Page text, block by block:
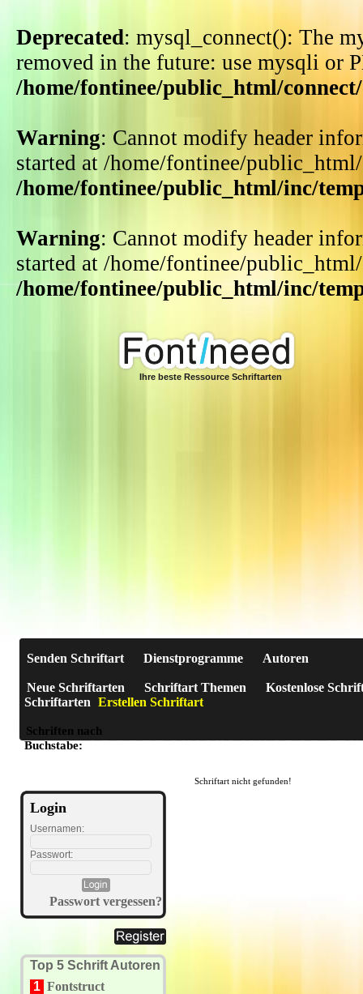
Deprecated: mysql_connect(): The
removed in the future: use mysqli or
/home/fontinee/public_html/
Warning: Cannot modify header
started at /home/fontinee/
/home/fontinee/public_html/inc/
Warning: Cannot modify header
started at /home/fontinee/
/home/fontinee/public_html/inc/
Ihre beste Ressource Schriftarten
Senden Schriftart Dienstprogramme Autoren
Neue Schriftarten Schriftart Themen
Kostenlose
Schriftarten Erstellen Schriftart
Schriften nach
Buchstabe: A B C D E F G H I J K L M N O P Q R S T U
Login
Usernamen:
Passwort:
Passwort vergessen?
Top 5 Schrift Autoren
1 Fontstruct
Schriftart nicht gefunden!